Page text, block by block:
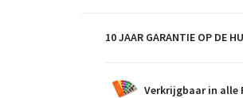
10 JAAR GARANTIE OP DE
Verkrijgbaar in alle